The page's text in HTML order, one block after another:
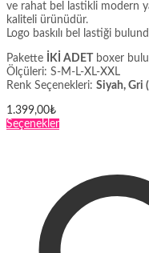
ve rahat bel lastikli modern
kaliteli ürünüdür.
Logo baskılı bel lastiği
Pakette İKİ ADET
boxer
Ölçüleri: S-M-L-XL-XXL
Renk Seçenekleri: Siyah, Gri
1.399,00₺
SeçeneklerBu
varyasyonu
var.
Seçenekler
ürün
sayfasından
seçilebilir